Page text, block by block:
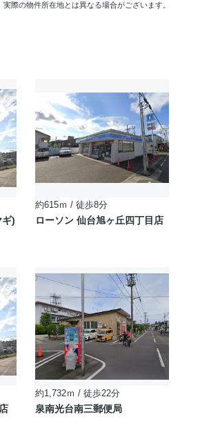
際の物件所在地とは異なる場合がございます。
)
約615ｍ / 徒歩8分
ローソン 仙台旭ヶ丘四丁目店
約1,732ｍ / 徒歩22分
泉南光台南三郵便局